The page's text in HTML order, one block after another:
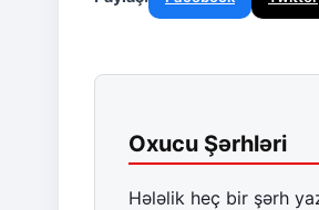
Oxucu Şərhləri
Hələlik heç bir şərh